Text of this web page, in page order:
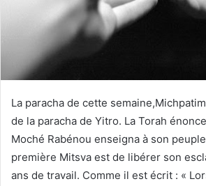
La paracha de cette
de la paracha de Yitro. La Torah
Moché Rabénou enseigna à son
première Mitsva est de libérer son
ans de travail. Comme il est écrit : «